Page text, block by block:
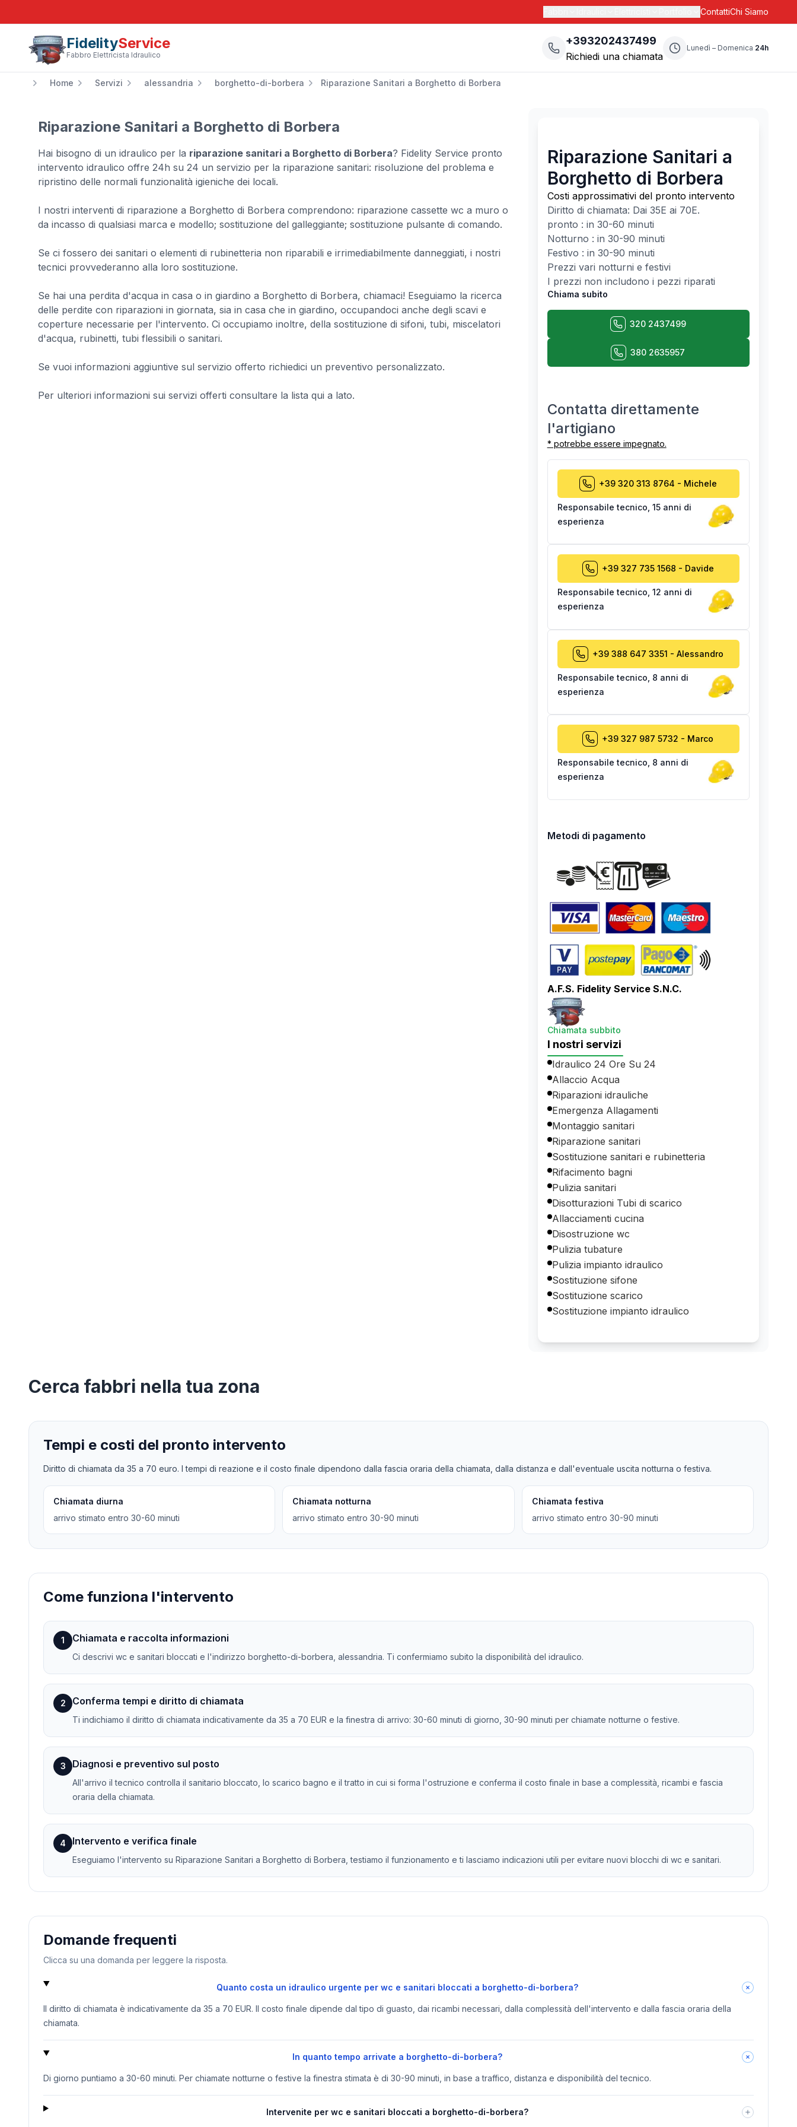
ContattiChi Siamo
FidelityService
Fabbro Elettricista Idraulico
+393202437499
Richiedi una chiamata
Lunedì – Domenica 24h
Home Servizi alessandria borghetto-di-borbera Riparazione Sanitari a Borghetto di Borbera
Riparazione Sanitari a Borghetto di Borbera
Hai bisogno di un idraulico per la riparazione sanitari a Borghetto di Borbera? Fidelity Service pronto
intervento idraulico offre 24h su 24 un servizio per la riparazione sanitari: risoluzione del problema e
ripristino delle normali funzionalità igieniche dei locali.
I nostri interventi di riparazione a Borghetto di Borbera comprendono: riparazione cassette wc a muro o
da incasso di qualsiasi marca e modello; sostituzione del galleggiante; sostituzione pulsante di comando.
Se ci fossero dei sanitari o elementi di rubinetteria non riparabili e irrimediabilmente danneggiati, i nostri
tecnici provvederanno alla loro sostituzione.
Se hai una perdita d'acqua in casa o in giardino a Borghetto di Borbera, chiamaci! Eseguiamo la ricerca
delle perdite con riparazioni in giornata, sia in casa che in giardino, occupandoci anche degli scavi e
coperture necessarie per l'intervento. Ci occupiamo inoltre, della sostituzione di sifoni, tubi, miscelatori
d'acqua, rubinetti, tubi flessibili o sanitari.
Se vuoi informazioni aggiuntive sul servizio offerto richiedici un preventivo personalizzato.
Per ulteriori informazioni sui servizi offerti consultare la lista qui a lato.
Riparazione Sanitari a
Borghetto di Borbera
Costi approssimativi del pronto intervento
Diritto di chiamata: Dai 35E ai 70E.
pronto : in 30-60 minuti
Notturno : in 30-90 minuti
Festivo : in 30-90 minuti
Prezzi vari notturni e festivi
I prezzi non includono i pezzi riparati
Chiama subito
320 2437499
380 2635957
Contatta direttamente
l'artigiano
* potrebbe essere impegnato.
+39 320 313 8764 - Michele
Responsabile tecnico 15 anni di
esperienza
+39 327 735 1568 - Davide
Responsabile tecnico 12 anni di
esperienza
+39 388 647 3351 - Alessandro
Responsabile tecnico 8 anni di
esperienza
+39 327 987 5732 - Marco
Responsabile tecnico 8 anni di
esperienza
Metodi di pagamento
A.F.S. Fidelity Service S.N.C.
Chiamata subbito
I nostri servizi
Idraulico 24 Ore Su 24
Allaccio Acqua
Riparazioni idrauliche
Emergenza Allagamenti
Montaggio sanitari
Riparazione sanitari
Sostituzione sanitari e rubinetteria
Rifacimento bagni
Pulizia sanitari
Disotturazioni Tubi di scarico
Allacciamenti cucina
Disostruzione wc
Pulizia tubature
Pulizia impianto idraulico
Sostituzione sifone
Sostituzione scarico
Sostituzione impianto idraulico
Cerca fabbri nella tua zona
Tempi e costi del pronto intervento
Diritto di chiamata da 35 a 70 euro. I tempi di reazione e il costo finale dipendono dalla fascia oraria della chiamata, dalla distanza e dall'eventuale uscita notturna o festiva.
Chiamata diurna
arrivo stimato entro 30-60 minuti
Chiamata notturna
arrivo stimato entro 30-90 minuti
Chiamata festiva
arrivo stimato entro 30-90 minuti
Come funziona l'intervento
1 Chiamata e raccolta informazioni
Ci descrivi wc e sanitari bloccati e l'indirizzo borghetto-di-borbera, alessandria. Ti confermiamo subito la disponibilità del idraulico.
2 Conferma tempi e diritto di chiamata
Ti indichiamo il diritto di chiamata indicativamente da 35 a 70 EUR e la finestra di arrivo: 30-60 minuti di giorno, 30-90 minuti per chiamate notturne o festive.
3 Diagnosi e preventivo sul posto
All'arrivo il tecnico controlla il sanitario bloccato, lo scarico bagno e il tratto in cui si forma l'ostruzione e conferma il costo finale in base a complessità, ricambi e fascia
oraria della chiamata.
4 Intervento e verifica finale
Eseguiamo l'intervento su Riparazione Sanitari a Borghetto di Borbera, testiamo il funzionamento e ti lasciamo indicazioni utili per evitare nuovi blocchi di wc e sanitari.
Domande frequenti
Clicca su una domanda per leggere la risposta.
Quanto costa un idraulico urgente per wc e sanitari bloccati a borghetto-di-borbera?
Il diritto di chiamata è indicativamente da 35 a 70 EUR. Il costo finale dipende dal tipo di guasto, dai ricambi necessari, dalla complessità dell'intervento e dalla fascia oraria della
chiamata.
In quanto tempo arrivate a borghetto-di-borbera?
Di giorno puntiamo a 30-60 minuti. Per chiamate notturne o festive la finestra stimata è di 30-90 minuti, in base a traffico, distanza e disponibilità del tecnico.
Intervenite per wc e sanitari bloccati a borghetto-di-borbera?